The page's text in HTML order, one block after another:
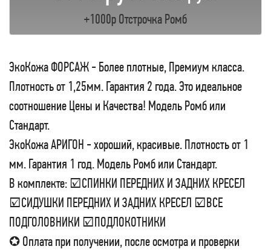
+1000р Отстрочка Ромб
ЭкоКожа ФОРСАЖ - Более плотные, Премиум класса.
Плотность от 1,25мм. Гарантия 2 года. Это идеальное
соотношение Цены и Качества! Модель Ромб или
Стандарт.
ЭкоКожа АРИГОН - хороший, красивые. Плотность от 1
мм. Гарантия 1 год. Модель Ромб или Стандарт.
В комплекте: ☑СПИНКИ ПЕРЕДНИХ И ЗАДНИХ КРЕСЕЛ
☑СИДУШКИ ПЕРЕДНИХ И ЗАДНИХ КРЕСЕЛ ☑ВСЕ
ПОДГОЛОВНИКИ ☑ПОДЛОКОТНИКИ
✪ Оплата при получении, после осмотра и проверки